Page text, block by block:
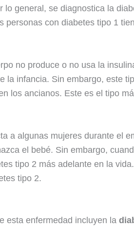
lo general, se diagnostica la
personas con diabetes tipo 1
no produce o no usa la
la infancia. Sin embargo, este
los ancianos. Este es el tipo
a algunas mujeres durante el
el bebé. Sin embargo,
tipo 2 más adelante en la
tipo 2.
esta enfermedad incluyen la